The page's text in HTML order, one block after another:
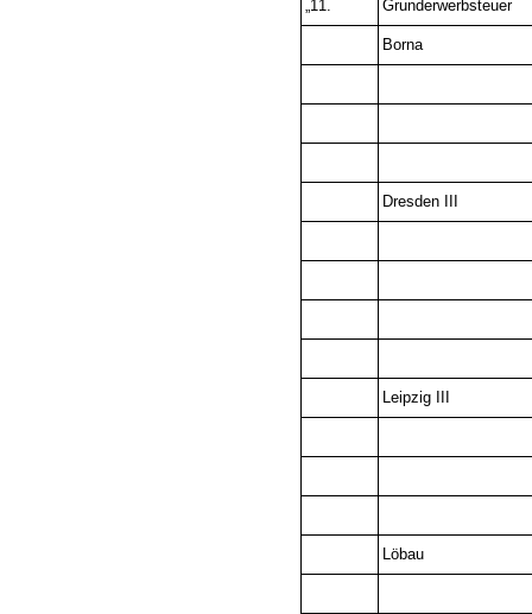
„11. Grunderwerbsteuer
Borna
Dresden III
Leipzig III
Löbau